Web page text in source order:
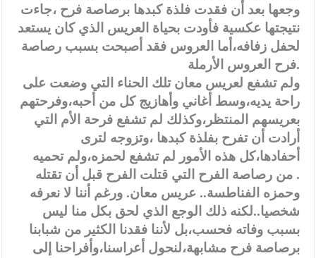
على شراكة فاعلة مع الإعلام
دعوة المكلفين بخدمة العلم (الدفعة الثالثة) إلى مراجعة منصة خدمة
الملك يلتقي مجموعة من رفاق السلاح
الملك يتلقى اتصالا هاتفيا من العاهل البحريني
القاضي محمود أحمد فريحات.. مبارك ومزيدا من التوفيق
عارف بيك فريحات.. مبارك وبكم تزهو المناصب
وجعها بعد أن فقدت فلذة كبدها برصاصة فرح ،جاءت
نتيجتها عكسية فأودت بحياة العريس الذي كان يستعد
لحفل زفافه،أما العروس فقد أصبحت بسبب رصاصة
فرح العروس الأرملة.
ولم تشفع لعريس معان تلك الحناء التي وضعت على
راحة يديه،وسط أغاني وأهازيج كل من أحبه،وفرحتهم
بعريسهم المنتظر،وكذلك لم تشفع فرحة الأم التي
أرادت أن تفرح بفلذة كبدها ،وتزوجه لترى
أحفادها،كل هذه الأمور لم تشفع لحمزه،ولم تحميه
من رصاصة الفرح التي قتلت الفرح قبل أن تقتله .
وحمزه الفناطسة.. عريس معان. ورغم أننا لا نعرفه
شخصيا..لكنه ذلك الوجع الذي لحق بكل منا ليس
بسبب وفاته فحسب،بل لأننا فقدنا الكثير من شبابنا
برصاصة فرح مشابهة،لنحول أعراسنا،وأفراحنا إلى